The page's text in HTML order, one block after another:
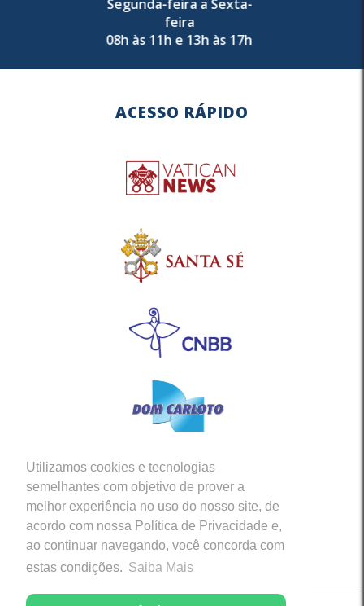
Utilizamos cookies e tecnologias
semelhantes com objetivo de prover a
melhor experiência no uso do nosso site, de
acordo com nossa Política de Privacidade e,
ao continuar navegando, você concorda com
estas condições. Saiba Mais
Segunda-feira a Sexta-
feira
08h às 11h e 13h às 17h
ACESSO RÁPIDO
Siga-nos em nossas Redes Sociais